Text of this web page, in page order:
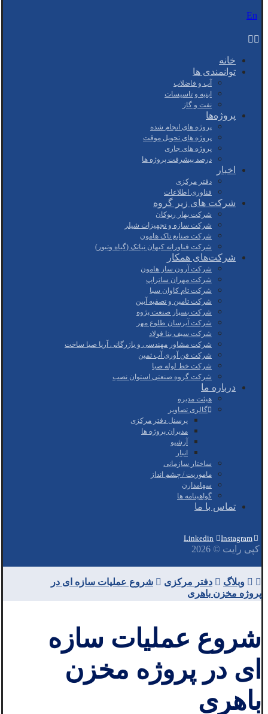
En
خانه
توانمندی ها
آب و فاضلاب
ابنیه و تاسیسات
نفت و گاز
پروژه‌ها
پروژه های انجام شده
پروژه های تحویل موقت
پروژه های جاری
درصد پیشرفت پروژه ها
اخبار
دفتر مرکزی
فناوری اطلاعات
شرکت های زیر گروه
شرکت بهار ریوکان
شرکت سازه و تجهیزات شیلر
شرکت صنایع تاک هامون
شرکت فناورانه کیهان نیاتک (گیاه وتیور)
شرکت‌های همکار
شرکت آرون ساز هامون
شرکت مهران ساتراپ
شرکت تام کاوان سبا
شرکت تامین و تصفیه آبین
شرکت بسپار صنعت پژوه
شرکت آبرسان طلوع مهر
شرکت سیف بنا فولاد
شرکت مشاور مهندسی و بازرگانی آریا صبا ساخت
شرکت فن آوری آب ثمین
شرکت خط لوله صبا
شرکت گروه صنعتی استوان نصب
درباره ما
هیئت مدیره
گالری تصاویر
پرسنل دفتر مرکزی
مدیران پروژه ها
آرشیو
انبار
ساختار سازمانی
ماموریت / چشم انداز
سهامدارن
گواهینامه ها
تماس با ما
Linkedin Instagram
کپی رایت © 2026
وبلاگ دفتر مرکزی
شروع عملیات سازه ای در
پروژه مخزن باهری
شروع عملیات سازه
ای در پروژه مخزن
باهری